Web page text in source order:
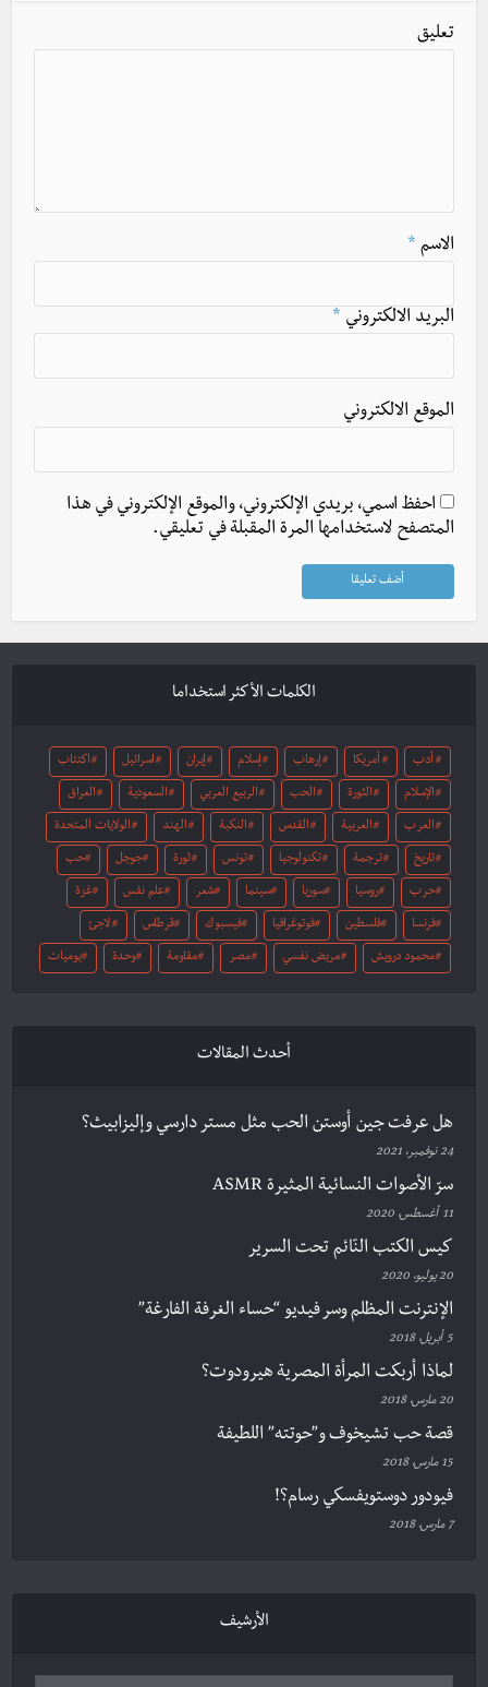
تعليق
الاسم *
البريد الالكتروني *
الموقع الالكتروني
احفظ اسمي، بريدي الإلكتروني، والموقع الإلكتروني في هذا
المتصفح لاستخدامها المرة المقبلة في تعليقي.
الكلمات الأكثر استخداما
أدب أمريكا إرهاب إسلام إيران اسرائيل اكتئاب
الإسلام الثورة الحب الربيع العربي السعودية العراق
العرب العربية القدس النكبة الهند الولايات المتحدة
تاريخ ترجمة تكنولوجيا تونس ثورة جوجل حب
حرب روسيا سوريا سينما شعر علم نفس غزة
فرنسا فلسطين فوتوغرافيا فيسبوك قرطاس لاجئ
محمود درويش مريض نفسي مصر مقاومة وحدة يوميات
أحدث المقالات
هل عرفت جين أوستن الحب مثل مستر دارسي وإليزابيث؟
24 نوفمبر، 2021
سرّ الأصوات النسائية المثيرة ASMR
11 أغسطس، 2020
كيس الكتب النّائم تحت السرير
20 يوليو، 2020
الإنترنت المظلم وسر فيديو “حساء الغرفة الفارغة”
5 أبريل، 2018
لماذا أربكت المرأة المصرية هيرودوت؟
20 مارس، 2018
قصة حب تشيخوف و”حوتته” اللطيفة
15 مارس، 2018
فيودور دوستويفسكي رسام؟!
7 مارس، 2018
الأرشيف